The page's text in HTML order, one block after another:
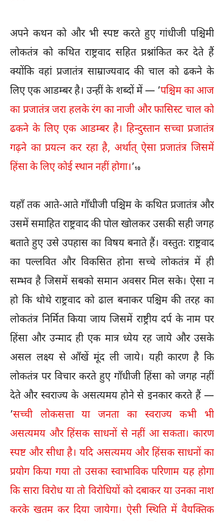
अपने कथन को और भी स्पष्ट करते हुए गांधीजी पश्चिमी
लोकतंत्र को कथित राष्ट्रवाद सहित प्रश्नांकित कर देते हैं
क्योंकि वहां प्रजातंत्र साम्राज्यवाद की चाल को ढकने के
लिए एक आडम्बर है। उन्हीं के शब्दों में — ’पश्चिम का आज
का प्रजातंत्र जरा हलके रंग का नाजी और फासिस्ट चाल को
ढकने के लिए एक आडम्बर है। हिन्दुस्तान सच्चा प्रजातंत्र
गढ़ने का प्रयत्न कर रहा है, अर्थात् ऐसा प्रजातंत्र जिसमें
हिंसा के लिए कोई स्थान नहीं होगा।’10
यहाँ तक आते-आते गाँधीजी पश्चिम के कथित प्रजातंत्र और
उसमें समाहित राष्ट्रवाद की पोल खोलकर उसकी सही जगह
बताते हुए उसे उपहास का विषय बनाते हैं। वस्तुतः राष्ट्रवाद
का पल्लवित और विकसित होना सच्चे लोकतंत्र में ही
सम्भव है जिसमें सबको समान अवसर मिल सके। ऐसा न
हो कि थोथे राष्ट्रवाद को ढाल बनाकर पश्चिम की तरह का
लोकतंत्र निर्मित किया जाय जिसमें राष्ट्रीय दर्प के नाम पर
हिंसा और उन्माद ही एक मात्र ध्येय रह जाये और उसके
असल लक्ष्य से आँखें मूंद ली जाये। यही कारण है कि
लोकतंत्र पर विचार करते हुए गाँधीजी हिंसा को जगह नहीं
देते और स्वराज्य के असत्यमय होने से इनकार करते हैं —
’सच्ची लोकसत्ता या जनता का स्वराज्य कभी भी
असत्यमय और हिंसक साधनों से नहीं आ सकता। कारण
स्पष्ट और सीधा है। यदि असत्यमय और हिंसक साधनों का
प्रयोग किया गया तो उसका स्वाभाविक परिणाम यह होगा
कि सारा विरोध या तो विरोधियों को दबाकर या उनका नाश
करके खतम कर दिया जायेगा। ऐसी स्थिति में वैयक्तिक